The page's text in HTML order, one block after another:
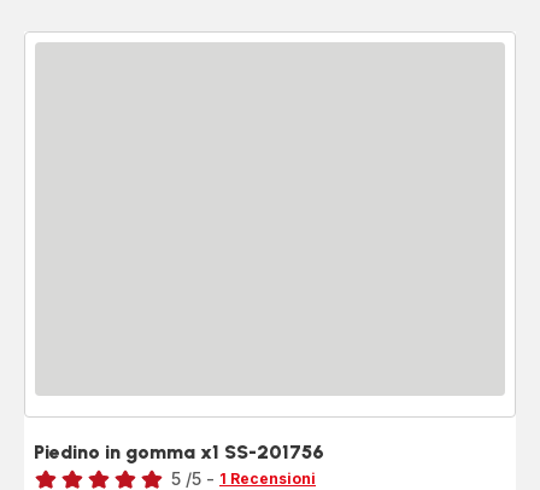
Piedino in gomma x1 SS-201756
Voto
5 /5 - 1 Recensioni